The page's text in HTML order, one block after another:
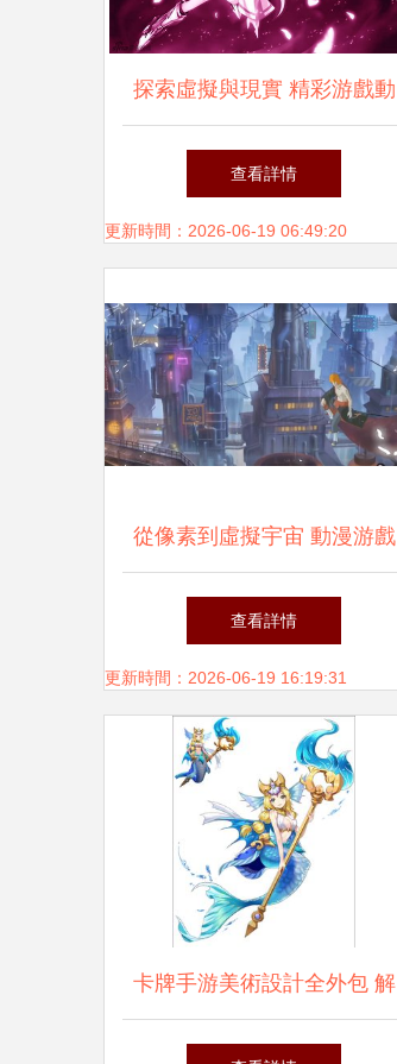
探索虛擬與現實 精彩游戲動
漫畫集與動漫游戲開發的藝術
查看詳情
更新時間：2026-06-19 06:49:20
從像素到虛擬宇宙 動漫游戲
開發的藝術與科技融合
查看詳情
更新時間：2026-06-19 16:19:31
卡牌手游美術設計全外包 解
放團隊潛力，聚焦核心研發